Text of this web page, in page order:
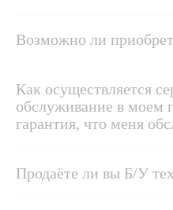
Возможно ли
Как осуществляется
обслуживание в моем
гарантия, что меня
Продаёте ли вы Б/У